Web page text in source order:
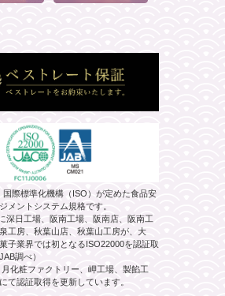
国際標準化機構（ISO）が定めた食品安
メントシステム規格です。
深日工場、阪南工場、阪南店、阪南工
工房、秋葉山店、秋葉山工房が、大
子業界では初となるISO22000を認証取
調べ）
化粧ファクトリー、岬工場、製餡工
て認証取得を更新しています。